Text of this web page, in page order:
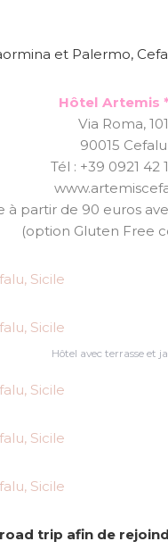
et Palermo,
Hôtel Artemis
Via Roma, 101
90015 Cefalu
Tél : +39 0921 42
à partir de 90 euros
(option Gluten Free
Hôtel avec terrasse et
trip afin de